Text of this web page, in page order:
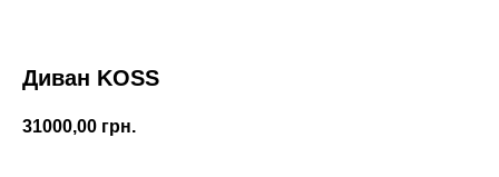
Диван KOSS
31000,00 грн.